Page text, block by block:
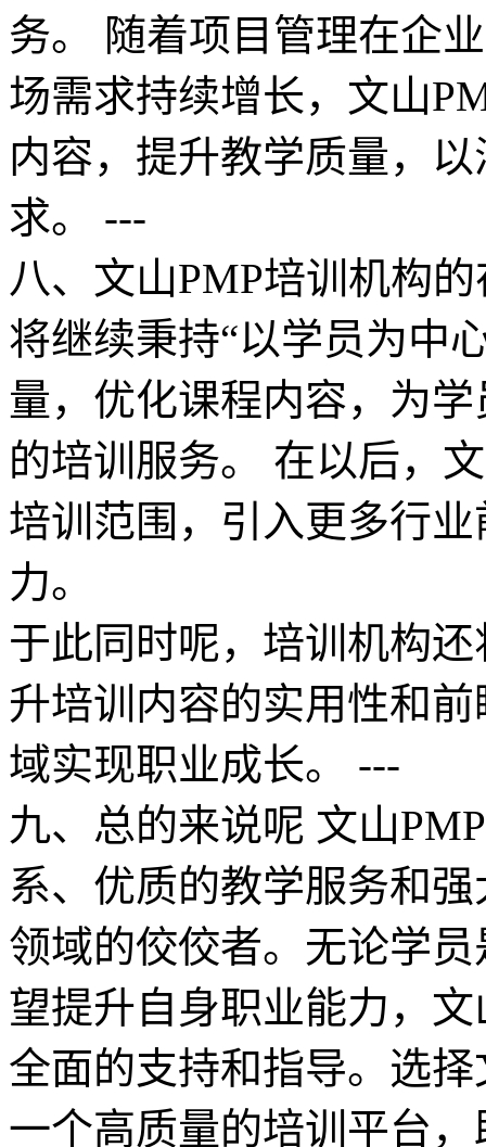
务。 随着项目管理在企
场需求持续增长，文山
内容，提升教学质量，
求。 ---
八、文山PMP培训机构
将继续秉持“以学员为中
量，优化课程内容，为
的培训服务。 在以后，
培训范围，引入更多行
力。
于此同时呢，培训机构
升培训内容的实用性和
域实现职业成长。 ---
九、总的来说呢 文山
系、优质的教学服务和
领域的佼佼者。无论学
望提升自身职业能力，
全面的支持和指导。选
一个高质量的培训平台